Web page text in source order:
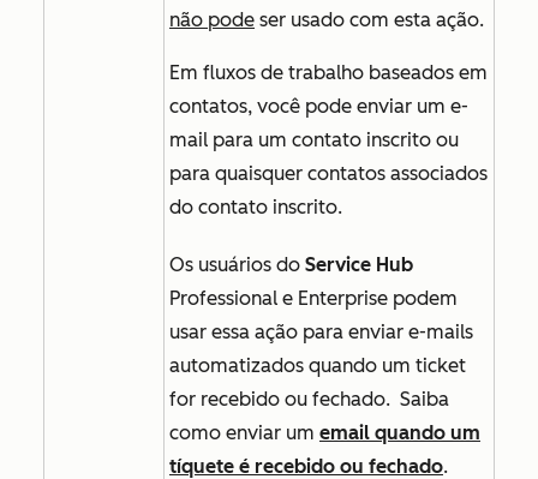
não pode ser usado com esta ação.
Em fluxos de trabalho baseados em
contatos, você pode enviar um e-
mail para um contato inscrito ou
para quaisquer contatos associados
do contato inscrito.
Os usuários do Service Hub
Professional e Enterprise podem
usar essa ação para enviar e-mails
automatizados quando um ticket
for recebido ou fechado. Saiba
como enviar um email quando um
tíquete é recebido ou fechado.